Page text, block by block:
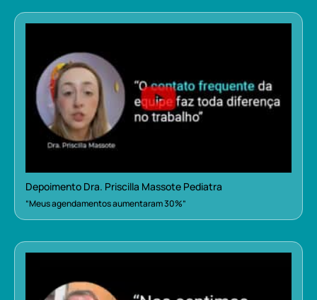
Depoimento Dra. Priscilla Massote Pediatra
“Meus agendamentos aumentaram 30%”